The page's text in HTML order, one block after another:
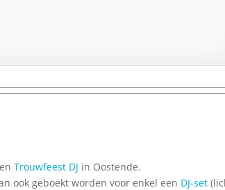
Trouwfeest DJ in Oostende.
ook geboekt worden voor enkel een DJ-set